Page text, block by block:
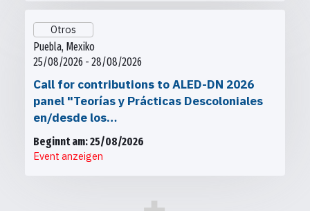
Otros
Puebla, Mexiko
25/08/2026 - 28/08/2026
Call for contributions to ALED-DN 2026
panel "Teorías y Prácticas Descoloniales
en/desde los…
Beginnt am: 25/08/2026
Event anzeigen